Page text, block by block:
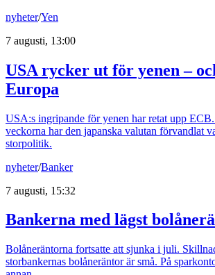
nyheter/Yen
7 augusti, 13:00
USA rycker ut för yenen –
Europa
USA:s ingripande för yenen har retat upp ECB.
veckorna har den japanska valutan förvandlat
storpolitik.
nyheter/Banker
7 augusti, 15:32
Bankerna med lägst
Bolåneräntorna fortsatte att sjunka i juli.
storbankernas bolåneräntor är små. På